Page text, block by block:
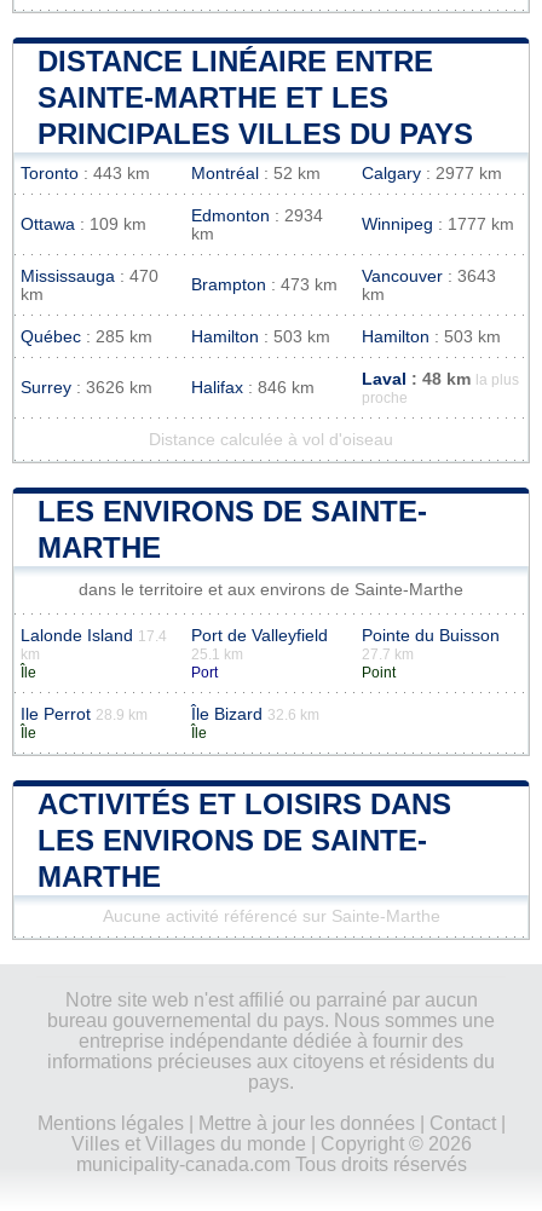
DISTANCE LINÉAIRE ENTRE
SAINTE-MARTHE ET LES
PRINCIPALES VILLES DU PAYS
Toronto : 443 km Montréal : 52 km Calgary : 2977 km
Ottawa : 109 km Edmonton : 2934
km
Winnipeg : 1777 km
Mississauga : 470
km
Brampton : 473 km Vancouver : 3643
km
Québec : 285 km Hamilton : 503 km Hamilton : 503 km
Surrey : 3626 km Halifax : 846 km Laval : 48 km
la plus
proche
Distance calculée à vol d'oiseau
LES ENVIRONS DE SAINTE-
MARTHE
dans le territoire et aux environs de Sainte-Marthe
Lalonde Island 17.4
km
Île
Port de Valleyfield
25.1 km
Port
Pointe du Buisson
27.7 km
Point
Ile Perrot 28.9 km
Île
Île Bizard 32.6 km
Île
ACTIVITÉS ET LOISIRS DANS
LES ENVIRONS DE SAINTE-
MARTHE
Aucune activité référencé sur Sainte-Marthe
Notre site web n'est affilié ou parrainé par aucun
bureau gouvernemental du pays. Nous sommes une
entreprise indépendante dédiée à fournir des
informations précieuses aux citoyens et résidents du
pays.
Mentions légales| Mettre à jour les données| Contact|
Villes et Villages du monde | Copyright © 2026
municipality-canada.com Tous droits réservés